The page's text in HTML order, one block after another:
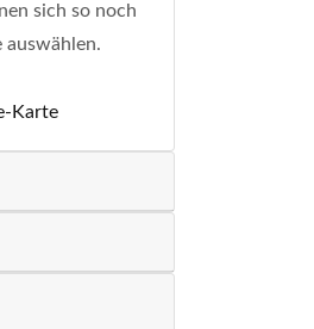
sich so noch
auswählen.